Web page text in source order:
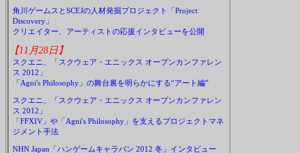
角川ゲームスとSCEJの人材発掘プロジェクト「Project
Discovery」
クリエイター、アーティストの応援インタビューを公開
【11月28日】
スクエニ、「スクウェア・エニックス オープンカンファレン
ス 2012」
「Agni's Philosophy」の舞台裏を明らかにする“アート編”
スクエニ、「スクウェア・エニックス オープンカンファレン
ス 2012」
「FFXIV」や「Agni's Philosophy」を支えるプロジェクトマネ
ジメント手法
NHN Japan「ハンゲームキャラバン 2012 冬」インタビュー